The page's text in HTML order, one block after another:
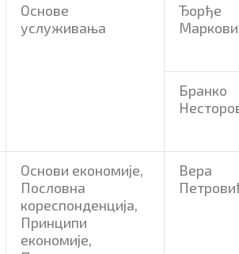
Основе
услуживања
Ђорђе
Бранко
Основи економије,
Пословна
кореспонденција,
Принципи
економије,
Вера